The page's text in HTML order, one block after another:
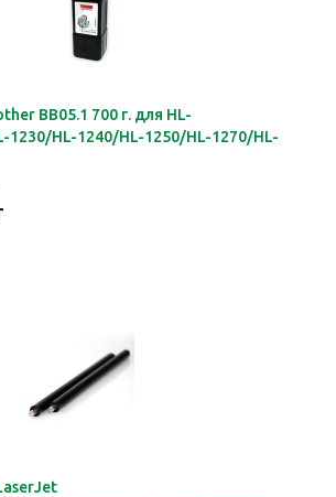
BB05.1 700 г. для HL-
1230/HL-1240/HL-1250/HL-1270/HL-